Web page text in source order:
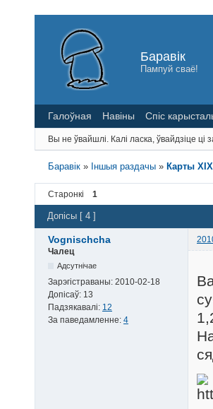
Баравік
Пампуй сваё!
Галоўная Навіны Спіс
Вы не ўвайшлі. Калі ласка, ўвайдзіце ці
Баравік » Іншыя раздачы » Карты
Старонкі 1
Допісы [ 4 ]
Vognischcha
Чалец
Адсутнічае
Зарэгістраваны: 2010-02-18
Допісаў: 13
Падзякавалі: 12
За паведамленне: 4